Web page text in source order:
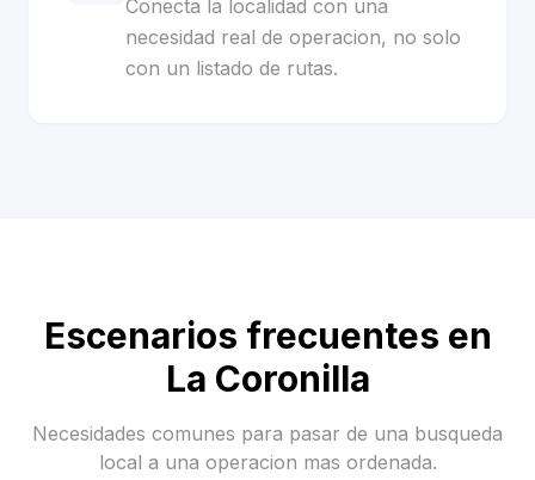
Conecta la localidad con una
necesidad real de operacion, no solo
con un listado de rutas.
Escenarios frecuentes en
La Coronilla
Necesidades comunes para pasar de una busqueda
local a una operacion mas ordenada.